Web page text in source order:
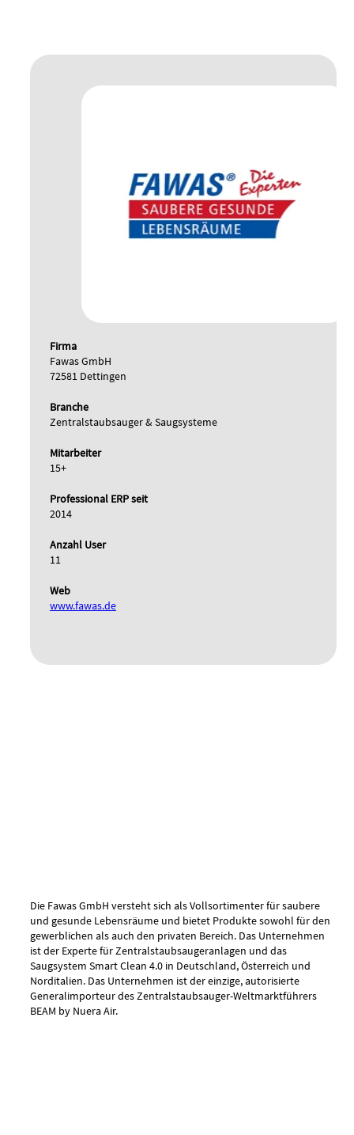
Die Fawas GmbH versteht sich als Vollsortimenter für saubere
und gesunde Lebensräume und bietet Produkte sowohl für den
gewerblichen als auch den privaten Bereich. Das Unternehmen
ist der Experte für Zentralstaubsaugeranlagen und das
Saugsystem Smart Clean 4.0 in Deutschland, Österreich und
Norditalien. Das Unternehmen ist der einzige, autorisierte
Generalimporteur des Zentralstaubsauger-Weltmarktführers
BEAM by Nuera Air.
Firma
Fawas GmbH
72581 Dettingen
Branche
Zentralstaubsauger & Saugsysteme
Mitarbeiter
15+
Professional ERP seit
2014
Anzahl User
11
Web
www.fawas.de